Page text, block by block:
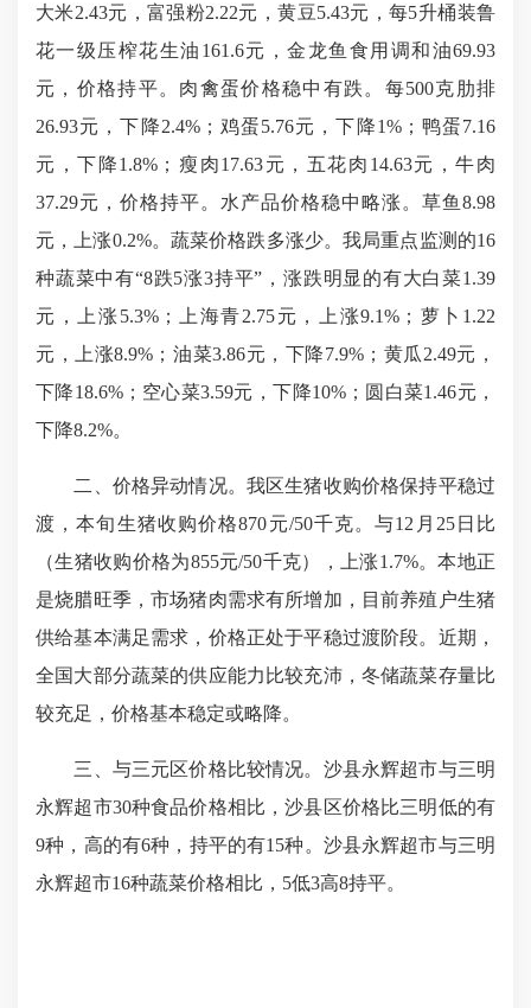
大米2.43元，富强粉2.22元，黄豆5.43元，每5升桶装鲁
花一级压榨花生油161.6元，金龙鱼食用调和油69.93
元，价格持平。肉禽蛋价格稳中有跌。每500克肋排
26.93元，下降2.4%；鸡蛋5.76元，下降1%；鸭蛋7.16
元，下降1.8%；瘦肉17.63元，五花肉14.63元，牛肉
37.29元，价格持平。水产品价格稳中略涨。草鱼8.98
元，上涨0.2%。蔬菜价格跌多涨少。我局重点监测的16
种蔬菜中有“8跌5涨3持平”，涨跌明显的有大白菜1.39
元，上涨5.3%；上海青2.75元，上涨9.1%；萝卜1.22
元，上涨8.9%；油菜3.86元，下降7.9%；黄瓜2.49元，
下降18.6%；空心菜3.59元，下降10%；圆白菜1.46元，
下降8.2%。
二、价格异动情况。我区生猪收购价格保持平稳过
渡，本旬生猪收购价格870元/50千克。与12月25日比
（生猪收购价格为855元/50千克），上涨1.7%。本地正
是烧腊旺季，市场猪肉需求有所增加，目前养殖户生猪
供给基本满足需求，价格正处于平稳过渡阶段。近期，
全国大部分蔬菜的供应能力比较充沛，冬储蔬菜存量比
较充足，价格基本稳定或略降。
三、与三元区价格比较情况。沙县永辉超市与三明
永辉超市30种食品价格相比，沙县区价格比三明低的有
9种，高的有6种，持平的有15种。沙县永辉超市与三明
永辉超市16种蔬菜价格相比，5低3高8持平。